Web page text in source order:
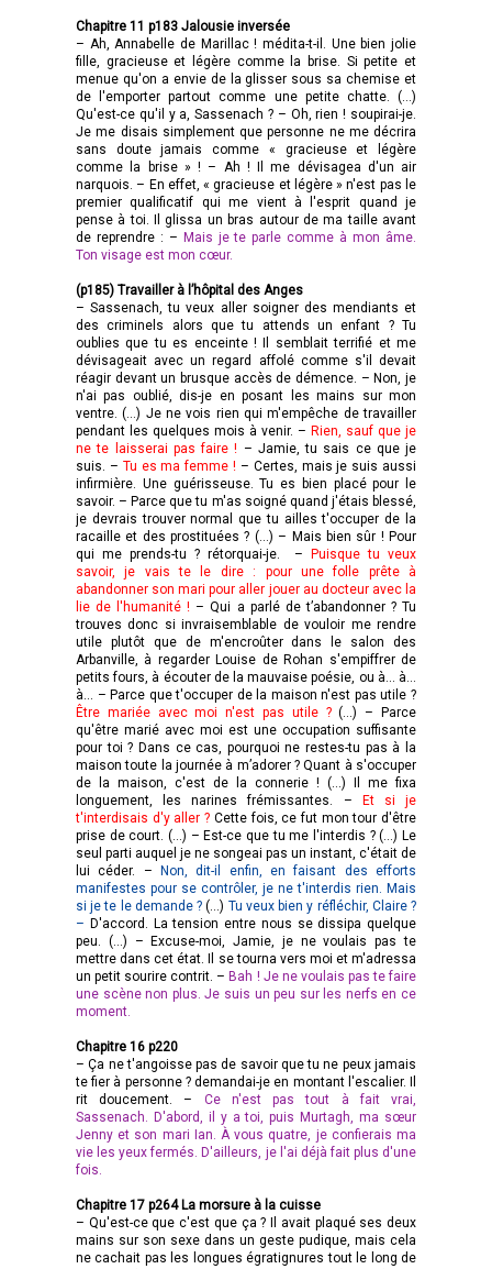
Chapitre 11 p183 Jalousie inversée
– Ah, Annabelle de Marillac ! médita-t-il. Une bien jolie
fille, gracieuse et légère comme la brise. Si petite et
menue qu'on a envie de la glisser sous sa chemise et
de l'emporter partout comme une petite chatte. (…)
Qu'est-ce qu'il y a, Sassenach ? – Oh, rien ! soupirai-je.
Je me disais simplement que personne ne me décrira
sans doute jamais comme « gracieuse et légère
comme la brise » ! – Ah ! Il me dévisagea d'un air
narquois. – En effet, « gracieuse et légère » n'est pas le
premier qualificatif qui me vient à l'esprit quand je
pense à toi. Il glissa un bras autour de ma taille avant
de reprendre : – Mais je te parle comme à mon âme.
Ton visage est mon cœur.
(p185) Travailler à l’hôpital des Anges
– Sassenach, tu veux aller soigner des mendiants et
des criminels alors que tu attends un enfant ? Tu
oublies que tu es enceinte ! Il semblait terrifié et me
dévisageait avec un regard affolé comme s'il devait
réagir devant un brusque accès de démence. – Non, je
n'ai pas oublié, dis-je en posant les mains sur mon
ventre. (…) Je ne vois rien qui m'empêche de travailler
pendant les quelques mois à venir. – Rien, sauf que je
ne te laisserai pas faire ! – Jamie, tu sais ce que je
suis. – Tu es ma femme ! – Certes, mais je suis aussi
infirmière. Une guérisseuse. Tu es bien placé pour le
savoir. – Parce que tu m'as soigné quand j'étais blessé,
je devrais trouver normal que tu ailles t'occuper de la
racaille et des prostituées ? (…) – Mais bien sûr ! Pour
qui me prends-tu ? rétorquai-je. –Puisque tu veux
savoir, je vais te le dire : pour une folle prête à
abandonner son mari pour aller jouer au docteur avec la
lie de l'humanité ! – Qui a parlé de t’abandonner ? Tu
trouves donc si invraisemblable de vouloir me rendre
utile plutôt que de m'encroûter dans le salon des
Arbanville, à regarder Louise de Rohan s'empiffrer de
petits fours, à écouter de la mauvaise poésie, ou à... à...
à... – Parce que t'occuper de la maison n'est pas utile ?
Être mariée avec moi n'est pas utile ?(…) – Parce
qu'être marié avec moi est une occupation suffisante
pour toi ? Dans ce cas, pourquoi ne restes-tu pas à la
maison toute la journée à m’adorer ? Quant à s'occuper
de la maison, c'est de la connerie ! (…) Il me fixa
longuement, les narines frémissantes. – Et si je
t'interdisais d'y aller ? Cette fois, ce fut mon tour d'être
prise de court. (…) – Est-ce que tu me l'interdis ? (…) Le
seul parti auquel je ne songeai pas un instant, c'était de
lui céder. – Non, dit-il enfin, en faisant des efforts
manifestes pour se contrôler, je ne t'interdis rien. Mais
si je te le demande ? (…) Tu veux bien y réfléchir, Claire ?
– D'accord. La tension entre nous se dissipa quelque
peu. (…) – Excuse-moi, Jamie, je ne voulais pas te
mettre dans cet état. Il se tourna vers moi et m'adressa
un petit sourire contrit. – Bah ! Je ne voulais pas te faire
une scène non plus. Je suis un peu sur les nerfs en ce
moment.
Chapitre 16 p220
– Ça ne t'angoisse pas de savoir que tu ne peux jamais
te fier à personne ? demandai-je en montant l'escalier. Il
rit doucement. – Ce n'est pas tout à fait vrai,
Sassenach. D'abord, il y a toi, puis Murtagh, ma sœur
Jenny et son mari Ian. À vous quatre, je confierais ma
vie les yeux fermés. D'ailleurs, je l'ai déjà fait plus d'une
fois.
Chapitre 17 p264 La morsure à la cuisse
– Qu'est-ce que c'est que ça ? Il avait plaqué ses deux
mains sur son sexe dans un geste pudique, mais cela
ne cachait pas les longues égratignures tout le long de